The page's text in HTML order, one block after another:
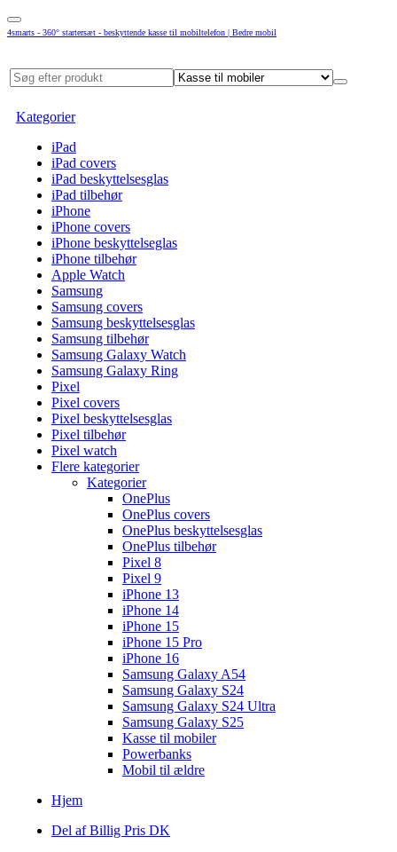
4smarts - 360° startersæt - beskyttende kasse til mobiltelefon | Bedre mobil
Kategorier
iPad
iPad covers
iPad beskyttelsesglas
iPad tilbehør
iPhone
iPhone covers
iPhone beskyttelseglas
iPhone tilbehør
Apple Watch
Samsung
Samsung covers
Samsung beskyttelsesglas
Samsung tilbehør
Samsung Galaxy Watch
Samsung Galaxy Ring
Pixel
Pixel covers
Pixel beskyttelsesglas
Pixel tilbehør
Pixel watch
Flere kategorier
Kategorier
OnePlus
OnePlus covers
OnePlus beskyttelsesglas
OnePlus tilbehør
Pixel 8
Pixel 9
iPhone 13
iPhone 14
iPhone 15
iPhone 15 Pro
iPhone 16
Samsung Galaxy A54
Samsung Galaxy S24
Samsung Galaxy S24 Ultra
Samsung Galaxy S25
Kasse til mobiler
Powerbanks
Mobil til ældre
Hjem
Del af Billig Pris DK